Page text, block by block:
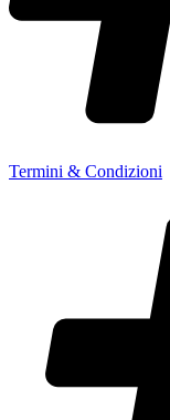
Termini & Condizioni